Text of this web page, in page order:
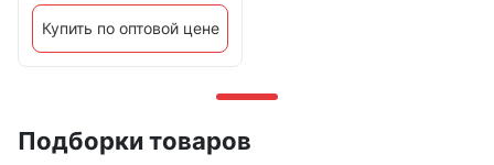
Купить по оптовой цене
Подборки товаров